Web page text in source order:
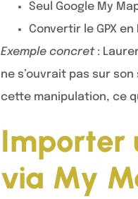
Seul Google My
Convertir le GPX
Exemple concret:
ne s’ouvrait pas sur
cette manipulation, ce
Importer
via My